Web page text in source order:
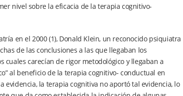
nivel sobre la eficacia de la terapia cognitivo-
en el 2000 (1), Donald Klein, un reconocido psiquiatra
de las conclusiones a las que llegaban los
cuales carecían de rigor metodológico y llegaban a
al beneficio de la terapia cognitivo- conductual en
evidencia, la terapia cognitiva no aportó tal evidencia, lo